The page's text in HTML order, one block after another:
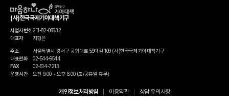
(사)한국국제기아대책기구
사업자번호211-82-08632
대표자
지형은
주소
서울특별시 강서구 공항대로 59다길 109 (사)한국국제기아대책기구
대표전화
02-544-9544
FAX
02-514-7213
운영시간
오전 9:00 ~ 오후 6:00 (토/공휴일 휴무)
개인정보처리방침 이용약관 상담 유의사항